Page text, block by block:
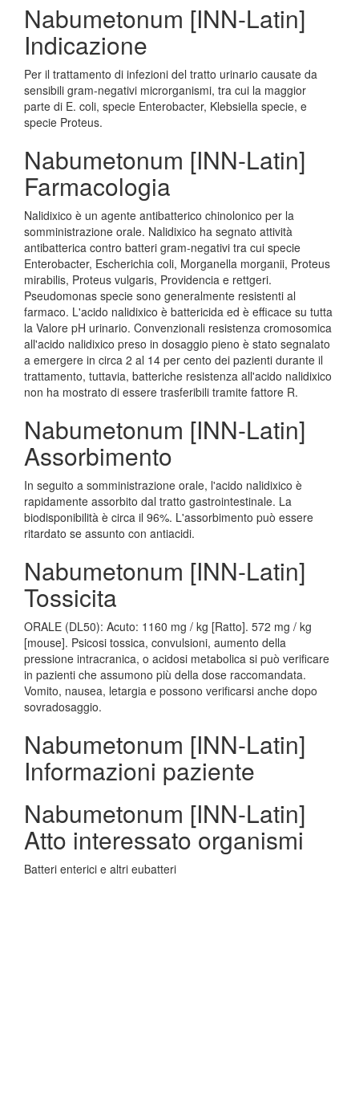
Nabumetonum [INN-Latin]
Indicazione
Per il trattamento di infezioni del tratto urinario causate da
sensibili gram-negativi microrganismi, tra cui la maggior
parte di E. coli, specie Enterobacter, Klebsiella specie, e
specie Proteus.
Nabumetonum [INN-Latin]
Farmacologia
Nalidixico è un agente antibatterico chinolonico per la
somministrazione orale. Nalidixico ha segnato attività
antibatterica contro batteri gram-negativi tra cui specie
Enterobacter, Escherichia coli, Morganella morganii, Proteus
mirabilis, Proteus vulgaris, Providencia e rettgeri.
Pseudomonas specie sono generalmente resistenti al
farmaco. L'acido nalidixico è battericida ed è efficace su tutta
la Valore pH urinario. Convenzionali resistenza cromosomica
all'acido nalidixico preso in dosaggio pieno è stato segnalato
a emergere in circa 2 al 14 per cento dei pazienti durante il
trattamento, tuttavia, batteriche resistenza all'acido nalidixico
non ha mostrato di essere trasferibili tramite fattore R.
Nabumetonum [INN-Latin]
Assorbimento
In seguito a somministrazione orale, l'acido nalidixico è
rapidamente assorbito dal tratto gastrointestinale. La
biodisponibilità è circa il 96%. L'assorbimento può essere
ritardato se assunto con antiacidi.
Nabumetonum [INN-Latin]
Tossicita
ORALE (DL50): Acuto: 1160 mg / kg [Ratto]. 572 mg / kg
[mouse]. Psicosi tossica, convulsioni, aumento della
pressione intracranica, o acidosi metabolica si può verificare
in pazienti che assumono più della dose raccomandata.
Vomito, nausea, letargia e possono verificarsi anche dopo
sovradosaggio.
Nabumetonum [INN-Latin]
Informazioni paziente
Nabumetonum [INN-Latin]
Atto interessato organismi
Batteri enterici e altri eubatteri